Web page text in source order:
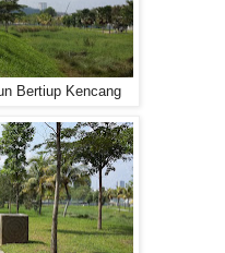
Bertiup Kencang